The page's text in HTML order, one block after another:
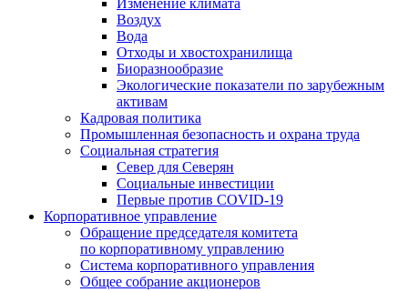
Воздух
Вода
Отходы и хвостохранилища
Биоразнообразие
Экологические показатели по зарубежным
активам
Кадровая политика
Промышленная безопасность и охрана труда
Социальная стратегия
Север для Северян
Социальные инвестиции
Первые против COVID‑19
Корпоративное управление
Обращение председателя комитета
по корпоративному управлению
Система корпоративного управления
Общее собрание акционеров